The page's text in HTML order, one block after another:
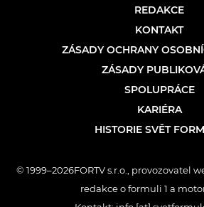
REDAKCE
KONTAKT
ZÁSADY OCHRANY
ZÁSADY
SPOLUPRÁCE
KARIÉRA
HISTORIE SVĚT
© 1999–2026FORTV s.r.o., provozovatel
redakce o formuli 1 a